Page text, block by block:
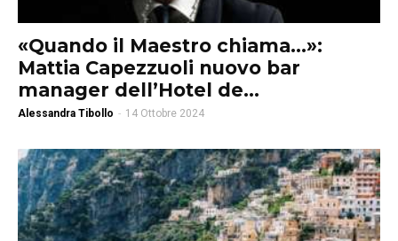
«Quando il Maestro chiama…»:
Mattia Capezzuoli nuovo bar
manager dell’Hotel de...
Alessandra Tibollo - 14 Ottobre 2024